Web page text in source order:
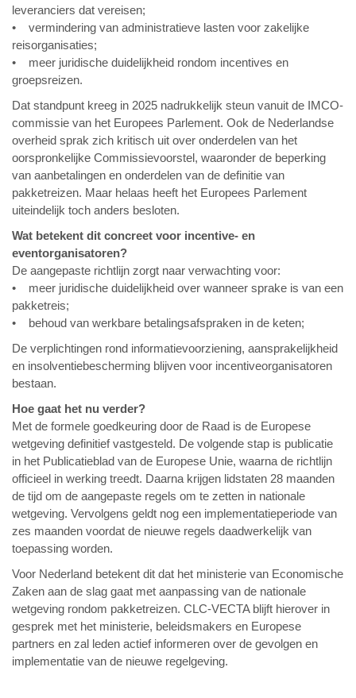
leveranciers dat vereisen;
• vermindering van administratieve lasten voor zakelijke
reisorganisaties;
• meer juridische duidelijkheid rondom incentives en
groepsreizen.
Dat standpunt kreeg in 2025 nadrukkelijk steun vanuit de IMCO-
commissie van het Europees Parlement. Ook de Nederlandse
overheid sprak zich kritisch uit over onderdelen van het
oorspronkelijke Commissievoorstel, waaronder de beperking
van aanbetalingen en onderdelen van de definitie van
pakketreizen. Maar helaas heeft het Europees Parlement
uiteindelijk toch anders besloten.
Wat betekent dit concreet voor incentive- en
eventorganisatoren?
De aangepaste richtlijn zorgt naar verwachting voor:
• meer juridische duidelijkheid over wanneer sprake is van een
pakketreis;
• behoud van werkbare betalingsafspraken in de keten;
De verplichtingen rond informatievoorziening, aansprakelijkheid
en insolventiebescherming blijven voor incentiveorganisatoren
bestaan.
Hoe gaat het nu verder?
Met de formele goedkeuring door de Raad is de Europese
wetgeving definitief vastgesteld. De volgende stap is publicatie
in het Publicatieblad van de Europese Unie, waarna de richtlijn
officieel in werking treedt. Daarna krijgen lidstaten 28 maanden
de tijd om de aangepaste regels om te zetten in nationale
wetgeving. Vervolgens geldt nog een implementatieperiode van
zes maanden voordat de nieuwe regels daadwerkelijk van
toepassing worden.
Voor Nederland betekent dit dat het ministerie van Economische
Zaken aan de slag gaat met aanpassing van de nationale
wetgeving rondom pakketreizen. CLC-VECTA blijft hierover in
gesprek met het ministerie, beleidsmakers en Europese
partners en zal leden actief informeren over de gevolgen en
implementatie van de nieuwe regelgeving.